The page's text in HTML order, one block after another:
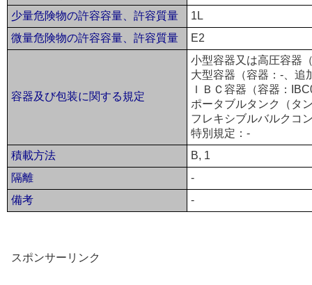
少量危険物の許容容量、許容質量
1L
微量危険物の許容容量、許容質量
E2
容器及び包装に関する規定
小型容器又は高圧容器
大型容器（容器：-、追
ＩＢＣ容器（容器：
ポータブルタンク（タ
フレキシブルバルクコ
特別規定：-
積載方法
B, 1
隔離
-
備考
-
スポンサーリンク